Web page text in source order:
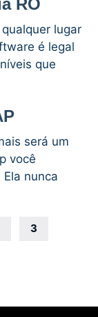
RO
lugar
é legal
que
será um
você
nunca
3